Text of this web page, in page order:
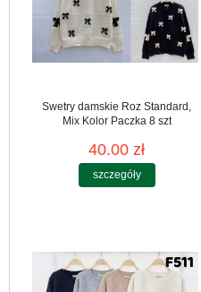
Swetry damskie Roz Standard,
Mix Kolor Paczka 8 szt
40.00 zł
szczegóły